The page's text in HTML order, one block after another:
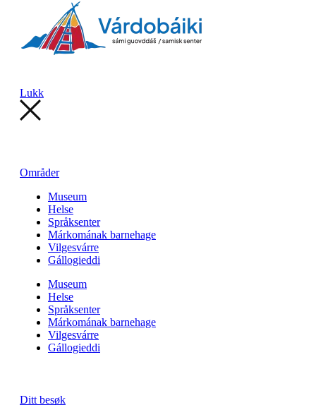
Lukk
Områder
Museum
Helse
Språksenter
Márkomának barnehage
Vilgesvárre
Gállogieddi
Museum
Helse
Språksenter
Márkomának barnehage
Vilgesvárre
Gállogieddi
Ditt besøk